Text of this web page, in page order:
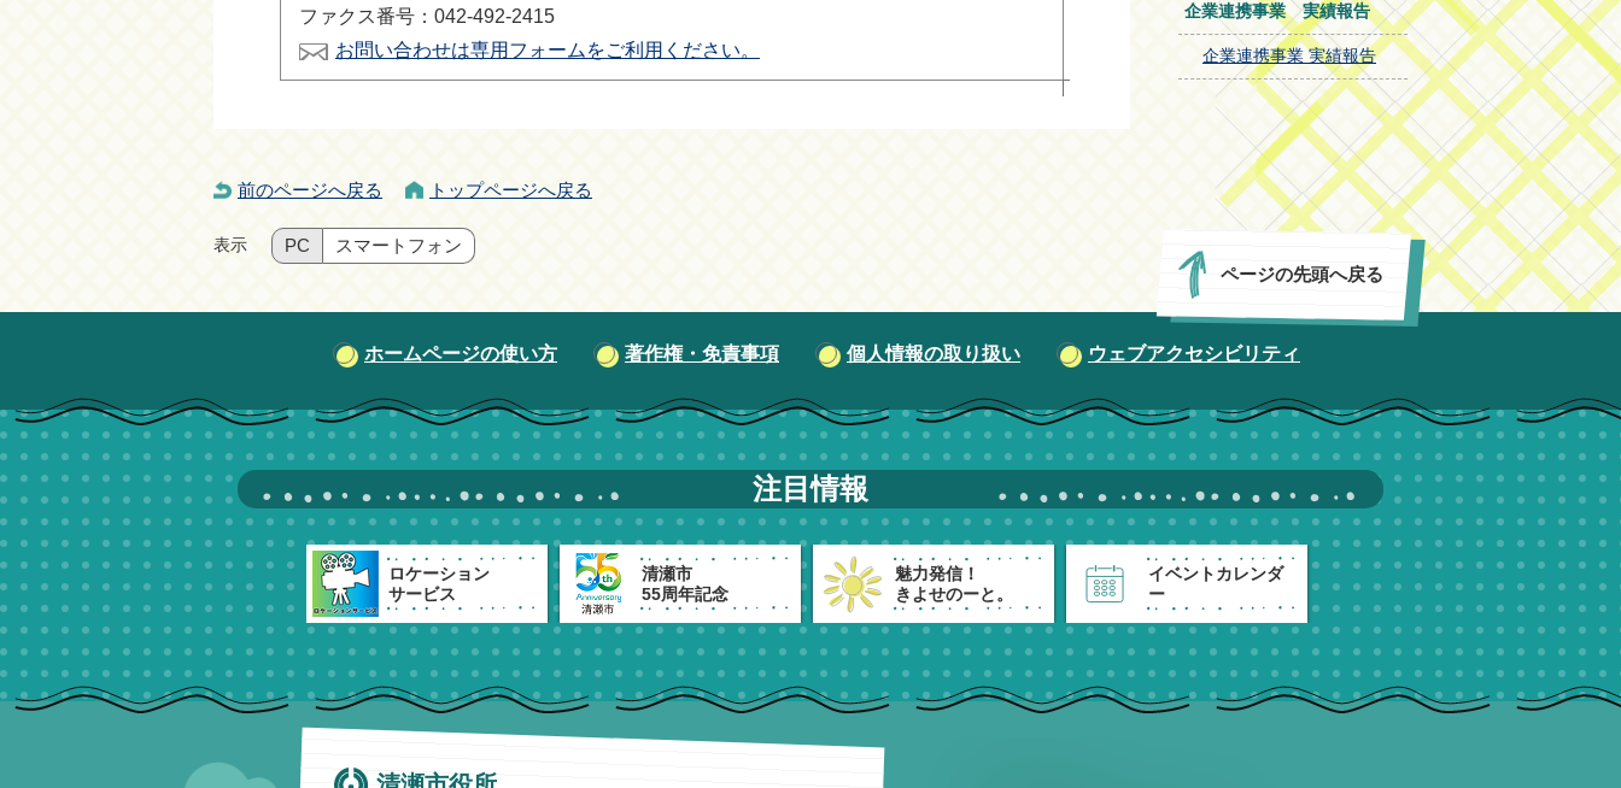
ファクス番号：042-492-2415
お問い合わせは専用フォームをご利用ください。
企業連携事業 実績報告
企業連携事業 実績報告
ページの先頭へ戻る
前のページへ戻る トップページへ戻る
表示 PC スマートフォン
ホームページの使い方 著作権・免責事項 個人情報の取り扱い ウェブアクセシビリティ
注目情報
ロケーション
サービス
清瀬市
55周年記念
魅力発信！
きよせのーと。
イベントカレンダ
ー